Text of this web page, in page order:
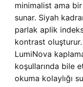
minimalist ama
sunar. Siyah
parlak aplik
kontrast
LumiNova
koşullarında bile
okuma kolaylığı